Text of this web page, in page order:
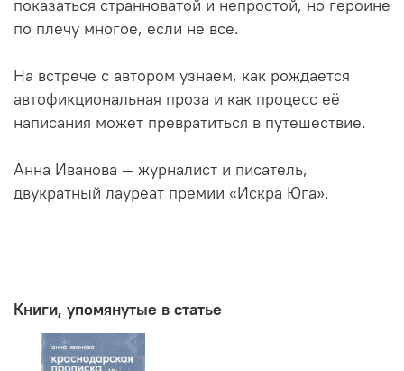
показаться странноватой и непростой, но героине
по плечу многое, если не все.
На встрече с автором узнаем, как рождается
автофикциональная проза и как процесс её
написания может превратиться в путешествие.
Анна Иванова — журналист и писатель,
двукратный лауреат премии «Искра Юга».
Книги, упомянутые в статье